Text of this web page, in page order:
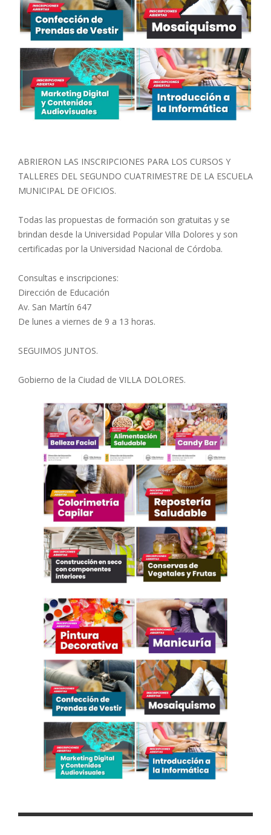
ABRIERON LAS INSCRIPCIONES PARA LOS CURSOS Y
TALLERES DEL SEGUNDO CUATRIMESTRE DE LA ESCUELA
MUNICIPAL DE OFICIOS.
Todas las propuestas de formación son gratuitas y se
brindan desde la Universidad Popular Villa Dolores y son
certificadas por la Universidad Nacional de Córdoba.
Consultas e inscripciones:
Dirección de Educación
Av. San Martín 647
De lunes a viernes de 9 a 13 horas.
SEGUIMOS JUNTOS.
Gobierno de la Ciudad de VILLA DOLORES.